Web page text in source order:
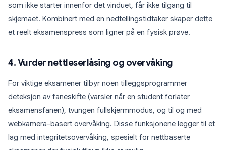
som ikke starter innenfor det vinduet, får ikke tilgang til
skjemaet. Kombinert med en nedtellingstidtaker skaper dette
et reelt eksamenspress som ligner på en fysisk prøve.
4. Vurder nettleserlåsing og overvåking
For viktige eksamener tilbyr noen tilleggsprogrammer
deteksjon av faneskifte (varsler når en student forlater
eksamensfanen), tvungen fullskjermmodus, og til og med
webkamera-basert overvåking. Disse funksjonene legger til et
lag med integritetsovervåking, spesielt for nettbaserte